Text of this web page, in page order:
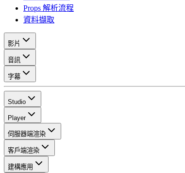
Props 解析流程
資料擷取
影片
音訊
字幕
Studio
Player
伺服器端渲染
客戶端渲染
建構應用